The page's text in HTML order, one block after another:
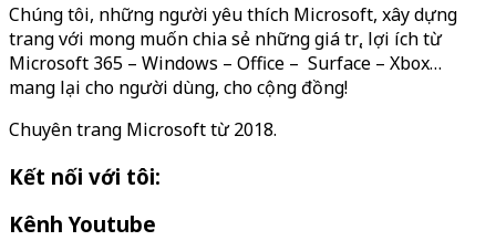
Chúng tôi, những người yêu thích Microsoft, xây dựng
trang với mong muốn chia sẻ những giá trị, lợi ích từ
Microsoft 365 – Windows – Office – Surface – Xbox…
mang lại cho người dùng, cho cộng đồng!
Chuyên trang Microsoft từ 2018.
Kết nối với tôi:
Kênh Youtube